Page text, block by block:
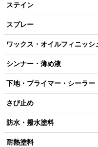
ステイン
スプレー
ワックス・オイルフィニッシ
シンナー・薄め液
下地・プライマー・シーラー
さび止め
防水・撥水塗料
耐熱塗料